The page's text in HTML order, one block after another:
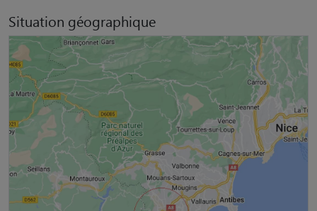
Situation géographique